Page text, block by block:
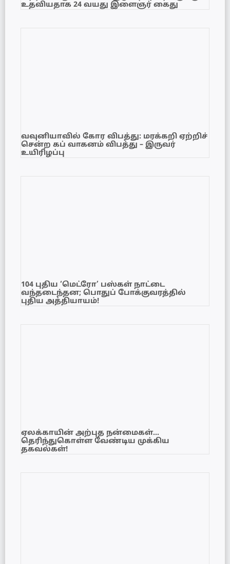
உதவியதாக 24 வயது இளைஞர் கைது
வவுனியாவில் கோர விபத்து: மரக்கறி ஏற்றிச்
சென்ற கப் வாகனம் விபத்து – இருவர்
உயிரிழப்பு
104 புதிய ‘மெட்ரோ’ பஸ்கள் நாட்டை
வந்தடைந்தன; பொதுப் போக்குவரத்தில்
புதிய அத்தியாயம்!
ஏலக்காயின் அற்புத நன்மைகள்…
தெரிந்துகொள்ள வேண்டிய முக்கிய
தகவல்கள்!